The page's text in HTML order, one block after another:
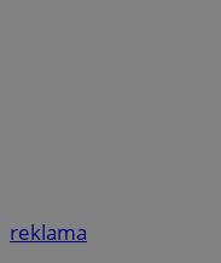
reklama